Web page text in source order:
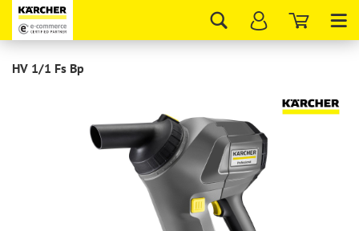
HV 1/1 Fs Bp